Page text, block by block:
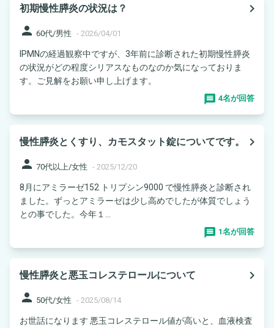
初期慢性膵炎の状況は？
navigate_next
person 60代/男性 - 2026/04/01
IPMNの経過観察中ですが、3年前に診断された初期慢性膵炎
の状況がどの程度シリアスなものなのか気になっておりま
す。ご見解をお願い申し上げます。
4名が回答
慢性膵炎とくすり、カモスタット錠についてです。
navigate_next
person 70代以上/女性 - 2025/12/20
8月にアミラーゼ152 トリプシン9000 で慢性膵炎と診断され
ました。ずっとアミラーゼは少し高めでしたが体質でしょう
との事でした。今年１...
1名が回答
慢性膵炎と悪玉コレステロールについて
navigate_next
person 50代/女性 - 2025/08/14
お世話になります 悪玉コレステロール値が高いと、血液検査